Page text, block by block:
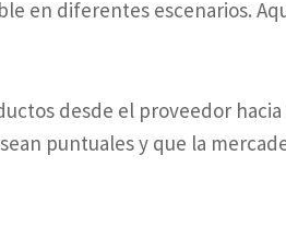
en diferentes escenarios.
desde el proveedor
puntuales y que la